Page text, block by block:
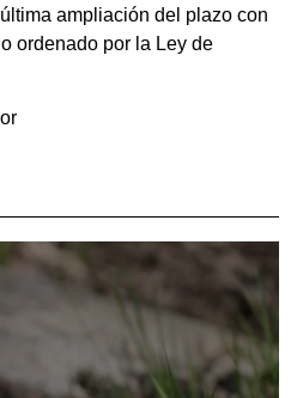
ampliación del plazo con
ordenado por la Ley de